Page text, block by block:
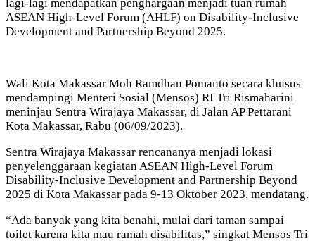
lagi-lagi mendapatkan penghargaan menjadi tuan rumah
ASEAN High-Level Forum (AHLF) on Disability-Inclusive
Development and Partnership Beyond 2025.
Wali Kota Makassar Moh Ramdhan Pomanto secara khusus
mendampingi Menteri Sosial (Mensos) RI Tri Rismaharini
meninjau Sentra Wirajaya Makassar, di Jalan AP Pettarani
Kota Makassar, Rabu (06/09/2023).
Sentra Wirajaya Makassar rencananya menjadi lokasi
penyelenggaraan kegiatan ASEAN High-Level Forum
Disability-Inclusive Development and Partnership Beyond
2025 di Kota Makassar pada 9-13 Oktober 2023, mendatang.
“Ada banyak yang kita benahi, mulai dari taman sampai
toilet karena kita mau ramah disabilitas,” singkat Mensos Tri